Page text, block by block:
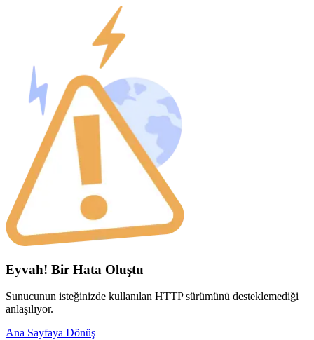
Eyvah! Bir Hata Oluştu
Sunucunun isteğinizde kullanılan HTTP sürümünü desteklemediği
anlaşılıyor.
Ana Sayfaya Dönüş